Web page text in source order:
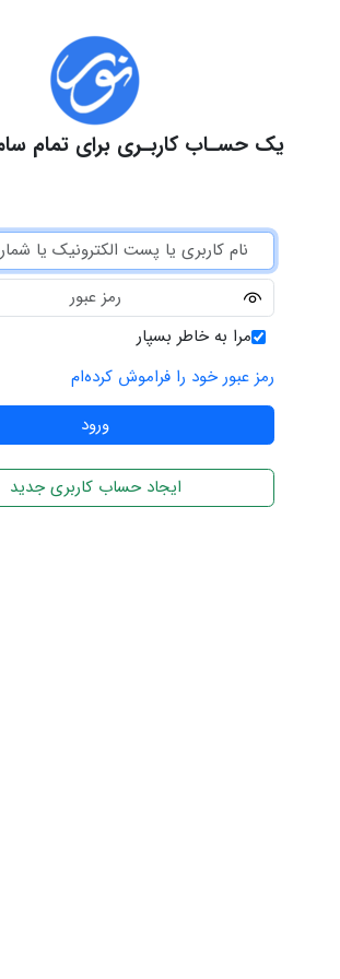
یک حسـاب کاربـری برای تمام
مرا به خاطر بسپار
رمز عبور خود را فراموش کرده‌ام
ایجاد حساب کاربری جدید